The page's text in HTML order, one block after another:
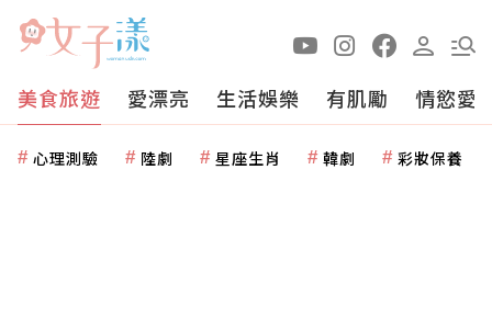
美食旅遊 愛漂亮 生活娛樂 有肌勵 情慾愛
心理測驗 陸劇 星座生肖 韓劇 彩妝保養